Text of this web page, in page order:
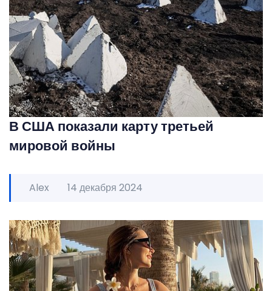
В США показали карту третьей
мировой войны
Alex 14 декабря 2024